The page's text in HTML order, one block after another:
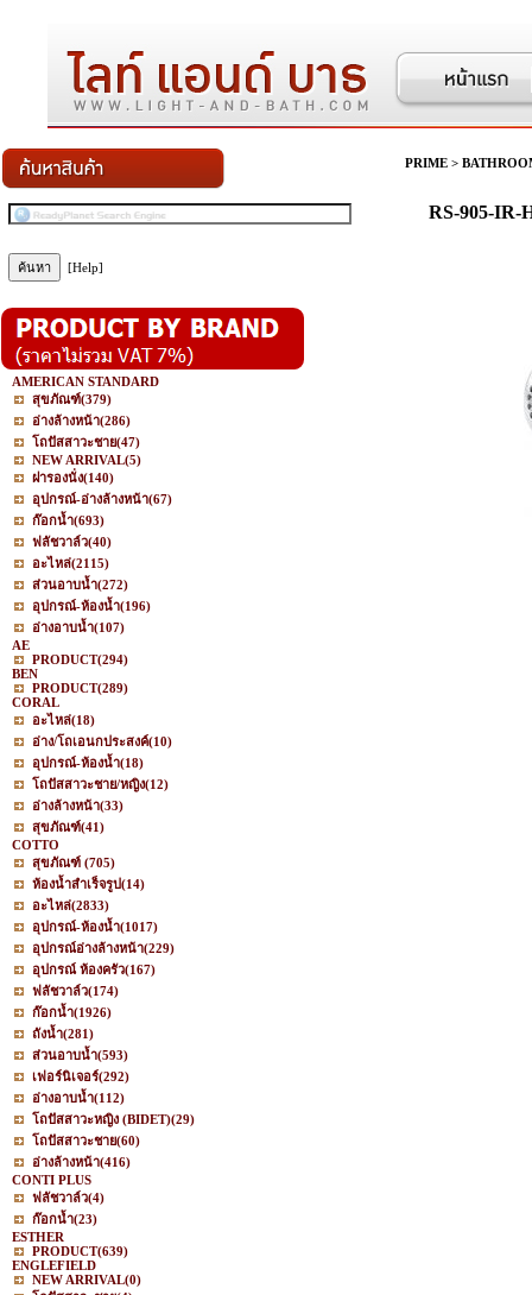
[Help]
AMERICAN STANDARD
สุขภัณฑ์(379)
อ่างล้างหน้า(286)
โถปัสสาวะชาย(47)
NEW ARRIVAL(5)
ฝารองนั่ง(140)
อุปกรณ์-อ่างล้างหน้า(67)
ก๊อกน้ำ(693)
ฟลัชวาล์ว(40)
อะไหล่(2115)
ส่วนอาบน้ำ(272)
อุปกรณ์-ห้องน้ำ(196)
อ่างอาบน้ำ(107)
AE
PRODUCT(294)
BEN
PRODUCT(289)
CORAL
อะไหล่(18)
อ่าง/โถเอนกประสงค์(10)
อุปกรณ์-ห้องน้ำ(18)
โถปัสสาวะชาย/หญิง(12)
อ่างล้างหน้า(33)
สุขภัณฑ์(41)
COTTO
สุขภัณฑ์ (705)
ห้องน้ำสำเร็จรูป(14)
อะไหล่(2833)
อุปกรณ์-ห้องน้ำ(1017)
อุปกรณ์อ่างล้างหน้า(229)
อุปกรณ์ ห้องครัว(167)
ฟลัชวาล์ว(174)
ก๊อกน้ำ(1926)
ถังน้ำ(281)
ส่วนอาบน้ำ(593)
เฟอร์นิเจอร์(292)
อ่างอาบน้ำ(112)
โถปัสสาวะหญิง (BIDET)(29)
โถปัสสาวะชาย(60)
อ่างล้างหน้า(416)
CONTI PLUS
ฟลัชวาล์ว(4)
ก๊อกน้ำ(23)
ESTHER
PRODUCT(639)
ENGLEFIELD
NEW ARRIVAL(0)
PRIME >
RS-905-